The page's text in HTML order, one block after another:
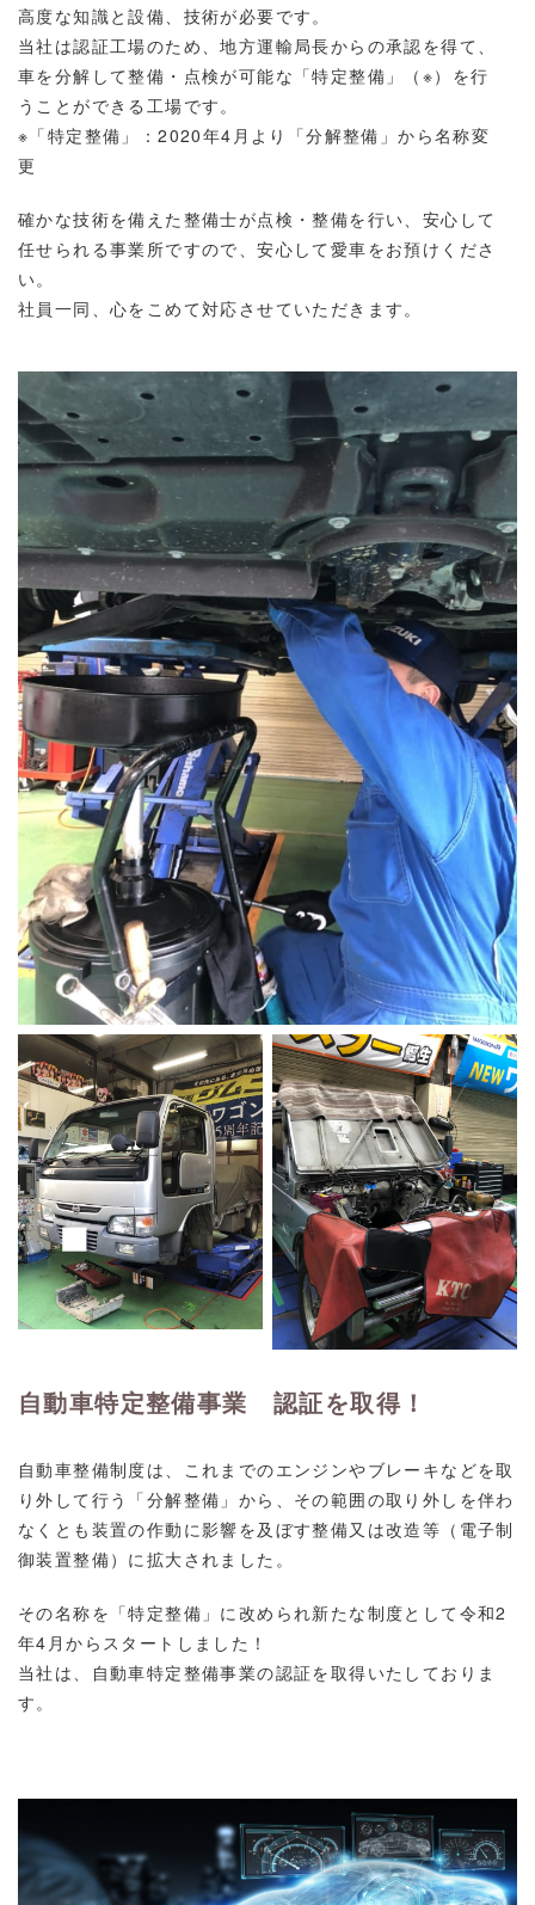
高度な知識と設備、技術が必要です。
当社は認証工場のため、地方運輸局長からの承認を得て、
車を分解して整備・点検が可能な「特定整備」（※）を行
うことができる工場です。
※「特定整備」：2020年4月より「分解整備」から名称変
更
確かな技術を備えた整備士が点検・整備を行い、安心して
任せられる事業所ですので、安心して愛車をお預けくださ
い。
社員一同、心をこめて対応させていただきます。
自動車特定整備事業 認証を取得！
自動車整備制度は、これまでのエンジンやブレーキなどを取
り外して行う「分解整備」から、その範囲の取り外しを伴わ
なくとも装置の作動に影響を及ぼす整備又は改造等（電子制
御装置整備）に拡大されました。
その名称を「特定整備」に改められ新たな制度として令和2
年4月からスタートしました！
当社は、自動車特定整備事業の認証を取得いたしておりま
す。